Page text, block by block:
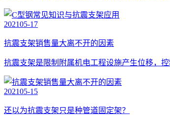
202105-17
抗震支架销售量大离不开的因素
抗震支架是限制附属机电工程设施产生位移，
202105-15
还以为抗震支架只是种管道固定架？